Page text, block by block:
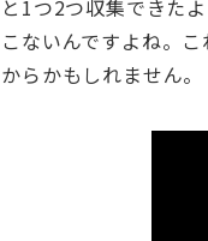
1つ2つ収集できた
ないんですよね。
らかもしれません。